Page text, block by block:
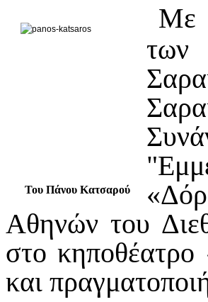
Του Πάνου Κατσαρού
Με
Αθηνών του
στο
και